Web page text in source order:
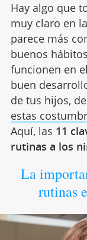
Hay algo que
muy claro en
parece más
buenos
funcionen en
buen
de tus hijos,
estas
Aquí, las 11
rutinas a los
La
rutinas